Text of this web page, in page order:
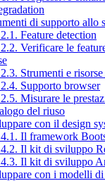
di supporto allo
Feature detection
Verificare le
Strumenti e
Supporto browser
Misurare le
del riuso
con il design
Il framework
Il kit di sviluppo
Il kit di sviluppo
con i modelli